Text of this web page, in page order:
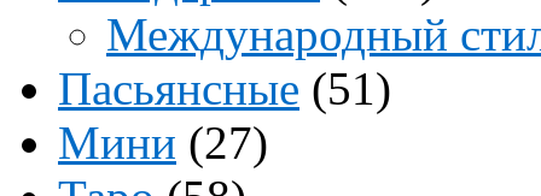
Международный
Пасьянсные (51)
Мини (27)